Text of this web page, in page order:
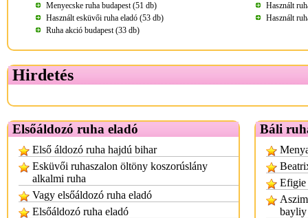
Menyecske ruha budapest (51 db)
Használt
Használt esküvői ruha eladó (53 db)
Használt
Ruha akció budapest (33 db)
Hirdetés
Elsőáldozó ruha eladó
Első áldozó ruha hajdú bihar
Esküvői ruhaszalon öltöny koszorúslány
alkalmi ruha
Vagy elsőáldozó ruha eladó
Elsőáldozó ruha eladó
Báli
Efigie
bayliy